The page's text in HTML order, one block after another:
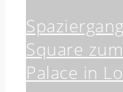
Square
Palace in